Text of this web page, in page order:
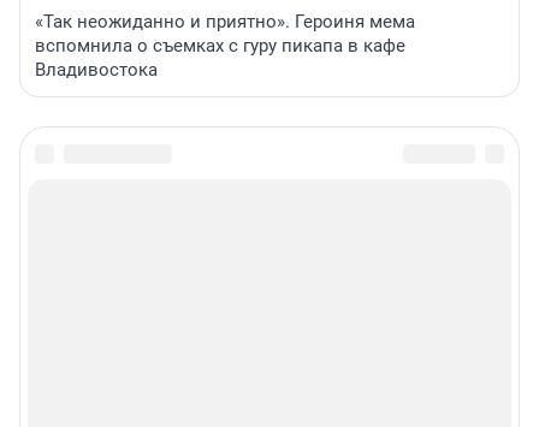
«Так неожиданно и приятно». Героиня мема
вспомнила о съемках с гуру пикапа в кафе
Владивостока